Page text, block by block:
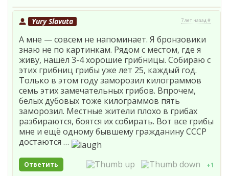
Yury Slavuta 7 лет назад #
А мне — совсем не напоминает. Я бронзовики
знаю не по картинкам. Рядом с местом, где я
живу, нашёл 3-4 хорошие грибницы. Собираю с
этих грибниц грибы уже лет 25, каждый год.
Только в этом году заморозил килограммов
семь этих замечательных грибов. Впрочем,
белых дубовых тоже килограммов пять
заморозил. Местные жители плохо в грибах
разбираются, боятся их собирать. Вот все грибы
мне и ещё одному бывшему гражданину СССР
достаются …
Ответить +1